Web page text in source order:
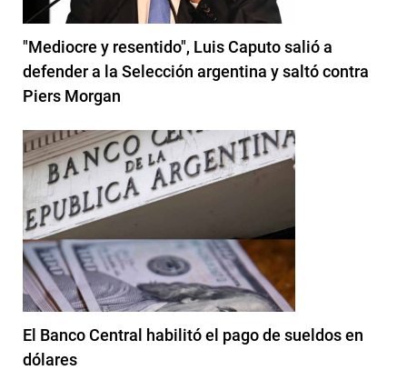
"Mediocre y resentido", Luis Caputo salió a
defender a la Selección argentina y saltó contra
Piers Morgan
El Banco Central habilitó el pago de sueldos en
dólares